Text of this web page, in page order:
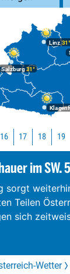
Linz31°
Salzburg31°
16 17 18 19
im SW.
sorgt
Teilen
sich
Wetter